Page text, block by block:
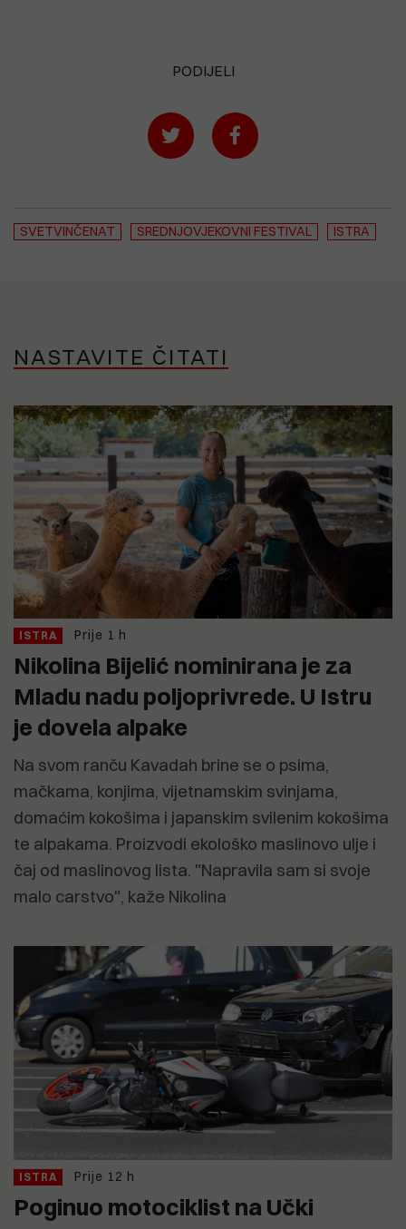
PODIJELI
SVETVINČENAT SREDNJOVJEKOVNI FESTIVAL ISTRA
NASTAVITE ČITATI
ISTRA Prije 1 h
Nikolina Bijelić nominirana je za
Mladu nadu poljoprivrede. U Istru
je dovela alpake
Na svom ranču Kavadah brine se o psima,
mačkama, konjima, vijetnamskim svinjama,
domaćim kokošima i japanskim svilenim kokošima
te alpakama. Proizvodi ekološko maslinovo ulje i
čaj od maslinovog lista. "Napravila sam si svoje
malo carstvo", kaže Nikolina
ISTRA Prije 12 h
Poginuo motociklist na Učki